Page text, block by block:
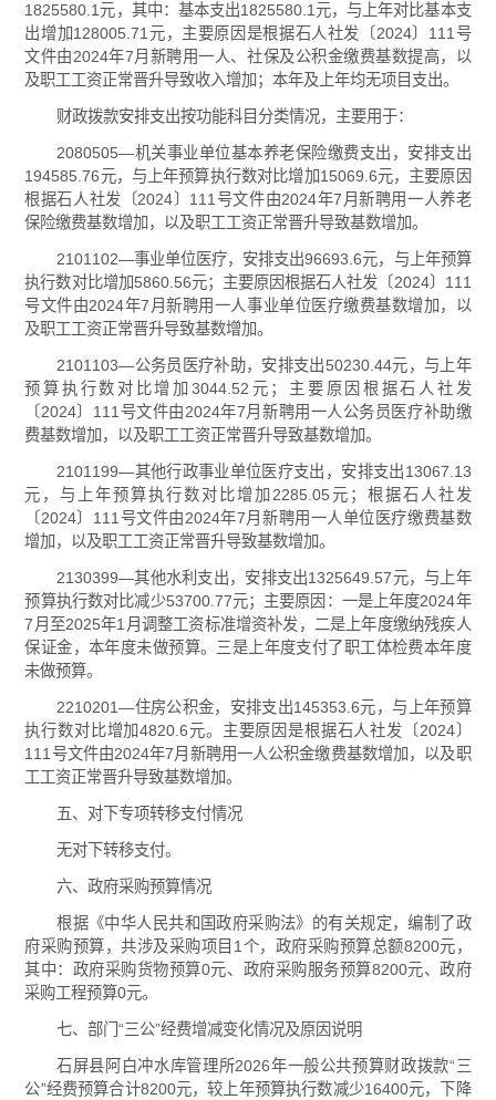
1825580.1元，其中：基本支出1825580.1元，与上年对比基本支
出增加128005.71元，主要原因是根据石人社发〔2024〕111号
文件由2024年7月新聘用一人、社保及公积金缴费基数提高，以
及职工工资正常晋升导致收入增加；本年及上年均无项目支出。
财政拨款安排支出按功能科目分类情况，主要用于：
2080505—机关事业单位基本养老保险缴费支出，安排支出
194585.76元，与上年预算执行数对比增加15069.6元，主要原因
根据石人社发〔2024〕111号文件由2024年7月新聘用一人养老
保险缴费基数增加，以及职工工资正常晋升导致基数增加。
2101102—事业单位医疗，安排支出96693.6元，与上年预算
执行数对比增加5860.56元；主要原因根据石人社发〔2024〕111
号文件由2024年7月新聘用一人事业单位医疗缴费基数增加，以
及职工工资正常晋升导致基数增加。
2101103—公务员医疗补助，安排支出50230.44元，与上年
预算执行数对比增加3044.52元；主要原因根据石人社发
〔2024〕111号文件由2024年7月新聘用一人公务员医疗补助缴
费基数增加，以及职工工资正常晋升导致基数增加。
2101199—其他行政事业单位医疗支出，安排支出13067.13
元，与上年预算执行数对比增加2285.05元；根据石人社发
〔2024〕111号文件由2024年7月新聘用一人单位医疗缴费基数
增加，以及职工工资正常晋升导致基数增加。
2130399—其他水利支出，安排支出1325649.57元，与上年
预算执行数对比减少53700.77元；主要原因：一是上年度2024年
7月至2025年1月调整工资标准增资补发，二是上年度缴纳残疾人
保证金，本年度未做预算。三是上年度支付了职工体检费本年度
未做预算。
2210201—住房公积金，安排支出145353.6元，与上年预算
执行数对比增加4820.6元。主要原因是根据石人社发〔2024〕
111号文件由2024年7月新聘用一人公积金缴费基数增加，以及职
工工资正常晋升导致基数增加。
五、对下专项转移支付情况
无对下转移支付。
六、政府采购预算情况
根据《中华人民共和国政府采购法》的有关规定，编制了政
府采购预算，共涉及采购项目1个，政府采购预算总额8200元，
其中：政府采购货物预算0元、政府采购服务预算8200元、政府
采购工程预算0元。
七、部门“三公”经费增减变化情况及原因说明
石屏县阿白冲水库管理所2026年一般公共预算财政拨款“三
公”经费预算合计8200元，较上年预算执行数减少16400元，下降